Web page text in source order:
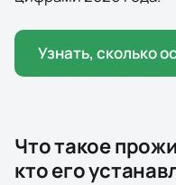
Узнать, сколько
Что такое
кто его